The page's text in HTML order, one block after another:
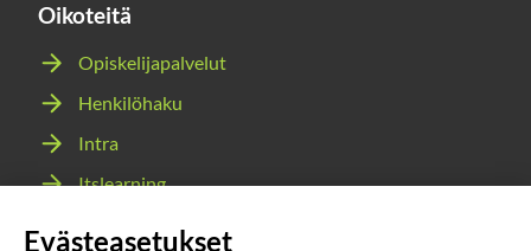
Oikoteitä
Opiskelijapalvelut
Henkilöhaku
Intra
Itslearning
Evästeasetukset